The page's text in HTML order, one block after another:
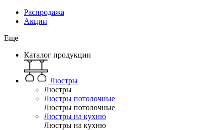
Распродажа
Акции
Еще
Каталог продукции
Люстры
Люстры
Люстры потолочные
Люстры потолочные
Люстры на кухню
Люстры на кухню